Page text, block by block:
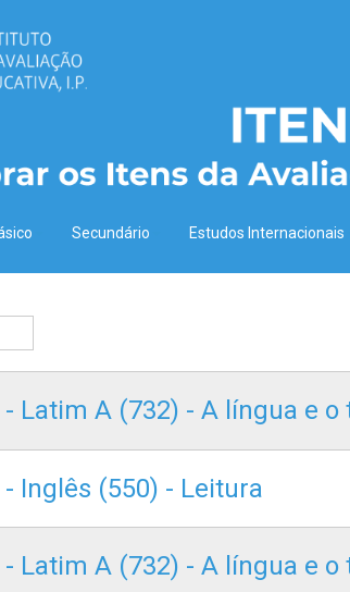
Secundário Estudos Internacionais
- Latim A (732) - A língua e o
Inglês (550) - Leitura
- Latim A (732) - A língua e o